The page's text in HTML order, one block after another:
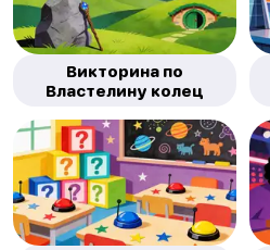
Викторина по
Властелину колец